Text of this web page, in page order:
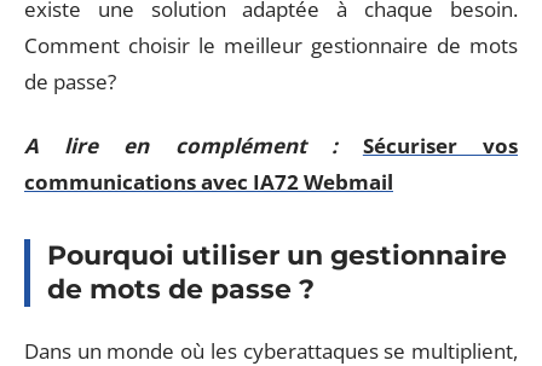
existe une solution adaptée à chaque besoin.
Comment choisir le meilleur gestionnaire de mots
de passe?
A lire en complément :
Sécuriser vos
communications avec IA72 Webmail
Pourquoi utiliser un gestionnaire
de mots de passe ?
Dans un monde où les cyberattaques se multiplient,